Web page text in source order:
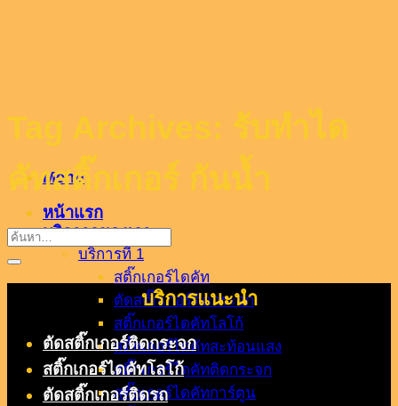
Menu
หน้าแรก
บริกาารของเรา
บริการที่ 1
สติ๊กเกอร์ไดคัท
ตัดสติ๊กเกอร์ติดกระจก
สติ๊กเกอร์ไดคัทโลโก้
สติ๊กเกอร์ไดคัทสะท้อนแสง
สติ๊กเกอร์ไดคัทติดกระจก
สติ๊กเกอร์ไดคัทการ์ตูน
Tag Archives: รับทำได
คัทสติ๊กเกอร์ กันน้ำ
บริการแนะนำ
ตัดสติ๊กเกอร์ติดกระจก
สติ๊กเกอร์ไดคัทโลโก้
ตัดสติ๊กเกอร์ติดรถ